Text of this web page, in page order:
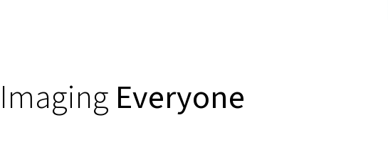
Imaging Everyone